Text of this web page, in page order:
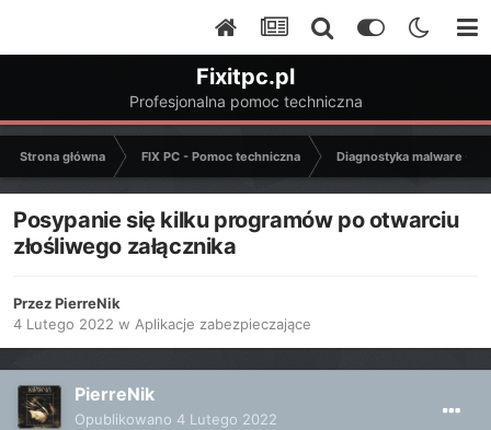
Fixitpc.pl
Profesjonalna pomoc techniczna
Strona główna FIX PC - Pomoc techniczna Diagnostyka malware -
Posypanie się kilku programów po otwarciu
złośliwego załącznika
PrzezPierreNik
4 Lutego 2022 w Aplikacje zabezpieczające
PierreNik
Opublikowano 4 Lutego 2022